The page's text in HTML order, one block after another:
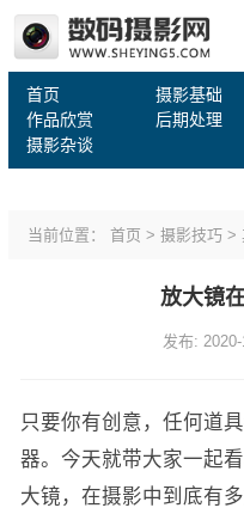
首页 摄影基础
作品欣赏
后期处理
摄影杂谈
当前位置： 首页 > 摄影技巧>
放大镜
发布:
只要你有创意，任何道
器。今天就带大家一起
大镜，在摄影中到底有多